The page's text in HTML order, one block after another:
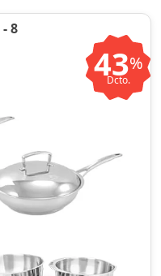
8
43%
Dcto.